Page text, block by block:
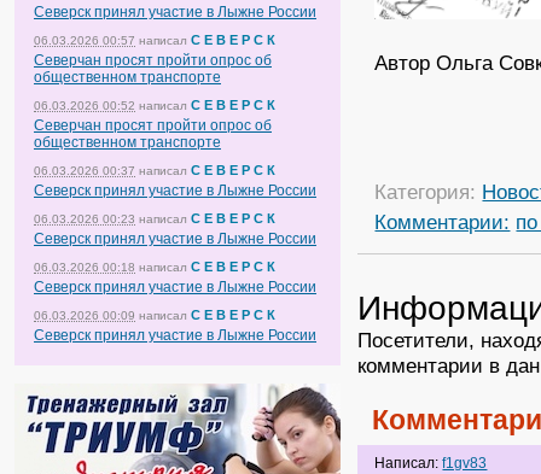
Северск принял участие в Лыжне России
06.03.2026 00:57 написал С Е В Е Р С К
Северчан просят пройти опрос об
общественном транспорте
06.03.2026 00:52 написал С Е В Е Р С К
Северчан просят пройти опрос об
общественном транспорте
06.03.2026 00:37 написал С Е В Е Р С К
Северск принял участие в Лыжне России
06.03.2026 00:23 написал С Е В Е Р С К
Северск принял участие в Лыжне России
06.03.2026 00:18 написал С Е В Е Р С К
Северск принял участие в Лыжне России
06.03.2026 00:09 написал С Е В Е Р С К
Северск принял участие в Лыжне России
Автор Ольга
Категория:
Комментарии:
Посетители,
комментарии в
Написал:f1gv83